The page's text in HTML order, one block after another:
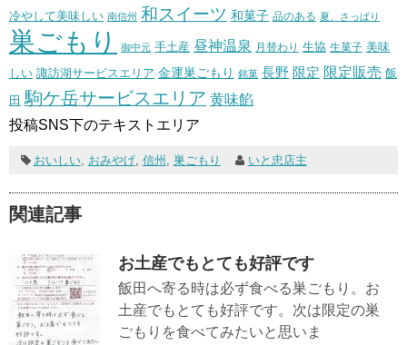
冷やして美味しい 南信州 和スイーツ 和菓子 品のある 夏、さっぱり
巣ごもり 御中元 手土産 昼神温泉 月替わり 生協 生菓子 美味
しい 諏訪湖サービスエリア 金運巣ごもり 銘菓 長野 限定 限定販売 飯
田 駒ケ岳サービスエリア 黄味餡
投稿SNS下のテキストエリア
おいしい, おみやげ, 信州 巣ごもり いと忠店主
関連記事
お土産でもとても好評です
飯田へ寄る時は必ず食べる巣ごもり。お
土産でもとても好評です。次は限定の巣
ごもりを食べてみたいと思いま